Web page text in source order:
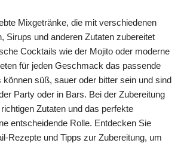
Mixgetränke, die mit verschiedenen
Sirups und anderen Zutaten zubereitet
Cocktails wie der Mojito oder moderne
für jeden Geschmack das passende
süß, sauer oder bitter sein und sind
Party oder in Bars. Bei der Zubereitung
Zutaten und das perfekte
entscheidende Rolle. Entdecken Sie
Rezepte und Tipps zur Zubereitung, um